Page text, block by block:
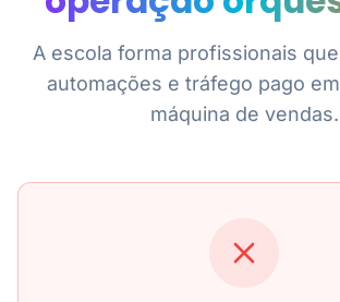
A escola forma profissionais
automações e tráfego pago
máquina de vendas.